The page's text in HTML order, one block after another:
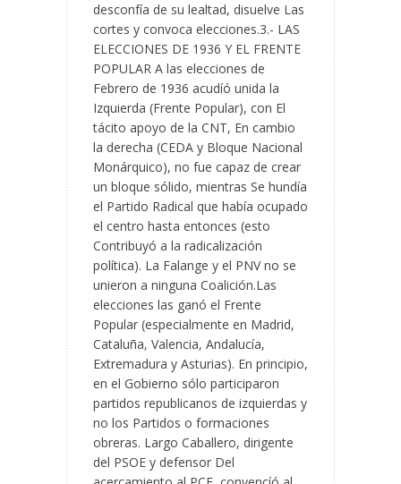
desconfía de su lealtad, disuelve Las
cortes y convoca elecciones.3.- LAS
ELECCIONES DE 1936 Y EL FRENTE
POPULAR A las elecciones de
Febrero de 1936 acudíó unida la
Izquierda (Frente Popular), con El
tácito apoyo de la CNT, En cambio
la derecha (CEDA y Bloque Nacional
Monárquico), no fue capaz de crear
un bloque sólido, mientras Se hundía
el Partido Radical que había ocupado
el centro hasta entonces (esto
Contribuyó a la radicalización
política). La Falange y el PNV no se
unieron a ninguna Coalición.Las
elecciones las ganó el Frente
Popular (especialmente en Madrid,
Cataluña, Valencia, Andalucía,
Extremadura y Asturias). En principio,
en el Gobierno sólo participaron
partidos republicanos de izquierdas y
no los Partidos o formaciones
obreras. Largo Caballero, dirigente
del PSOE y defensor Del